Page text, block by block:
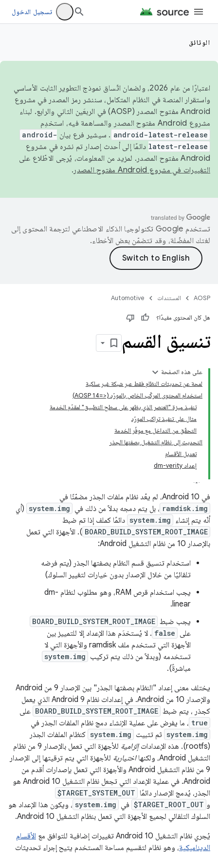
تسجيل الدخول
الوثائق
اعتبارًا من عام 2026، ولضمان اتّساق نموذج التطوير الثابت الأساسي
واستقرار المنصة في النظام المتكامل، سننشر رمز المصدر في مشروع
Android مفتوح المصدر (AOSP) في الربعَين الثاني والرابع. لبناء
مشروع Android مفتوح المصدر والمساهمة فيه، استخدِم
android-latest-release . سيشير فرع بيان android-
latest-release دائمًا إلى أحدث إصدار تم نشره في مشروع
Android مفتوح المصدر. لمزيد من المعلومات، يُرجى الاطّلاع على
التغييرات في مشروع Android مفتوح المصدر
.
تستخدم Google تكنولوجيا الذكاء الاصطناعي لترجمة المحتوى إلى
لغتك المفضّلة، وقد تتضمّن بعض الأخطاء.
AOSP المستندات Automotive
هل كان المحتوى مفيدًا؟
تنسيق القسم
على هذه الصفحة
لمحة عن تحديثات النظام فقط عبر شبكة غير سلكية
استخدام المحتوى المركّب الخاص بالمورّد (<=AOSP 14)
تنفيذ ميزة "العنصر الذي يظهر على سطح التطبيق" لمقدّم الخدمة
مثال على تنفيذ تراكب المورّد
التحقّق من التداخل مع موفّر الخدمة
التحديث إلى نظام التشغيل بصفتها الجذر
تعديل الأقسام
إعداد dm-verity
في Android 10، لم يعُد نظام ملفات الجذر مضمّنًا في
ramdisk.img ، بل يتم دمجه بدلاً من ذلك في system.img (أي
أنّه يتم إنشاء system.img دائمًا كملف إذا تم ضبط
BOARD_BUILD_SYSTEM_ROOT_IMAGE ). الأجهزة التي تعمل
بالإصدار 10 من نظام التشغيل Android:
استخدام تنسيق قسم النظام بصفتها الجذر (يتم فرضه
تلقائيًا من خلال الإصدار بدون خيارات لتغيير السلوك)
يجب استخدام قرص RAM، وهو مطلوب لنظام dm-
linear.
يجب ضبط BOARD_BUILD_SYSTEM_ROOT_IMAGE
على false . لا يُستخدَم هذا الإعداد إلا للتمييز بين
الأجهزة التي تستخدم ملف ramdisk والأجهزة التي لا
تستخدمه (وبدلاً من ذلك يتم تركيب system.img
مباشرةً).
يختلف معنى إعداد "النظام بصفتها الجذر" بين الإصدار 9 من Android
والإصدار 10 من Android. في إعدادات نظام Android 9 الذي يعمل
كجذر ، يتم ضبط BOARD_BUILD_SYSTEM_ROOT_IMAGE على
true ، ما يفرض على عملية الإنشاء دمج نظام الملفات الجذر في
system.img ثم تثبيت system.img كنظام الملفات الجذر
(rootfs). هذه الإعدادات
إلزامية
للأجهزة التي تعمل بالإصدار 9 من نظام
التشغيل Android، ولكنها
اختيارية للأجهزة التي يتم ترقيتها إلى الإصدار
9 من نظام التشغيل Android والأجهزة التي تعمل بإصدارات أقدم من
Android. في عملية الإعداد التي تجعل نظام التشغيل Android 10 هو
الجذر، يُدمج الإصدار دائمًا $TARGET_SYSTEM_OUT
و $TARGET_ROOT_OUT في system.img ، ويكون هذا الإعداد هو
السلوك التلقائي لجميع الأجهزة التي تعمل بنظام التشغيل Android 10.
يُجري نظام التشغيل Android 10 تغييرات إضافية للتوافق مع
الأقسام
الديناميكية، وهو نظام لتقسيم مساحة المستخدم يتيح إجراء تحديثات